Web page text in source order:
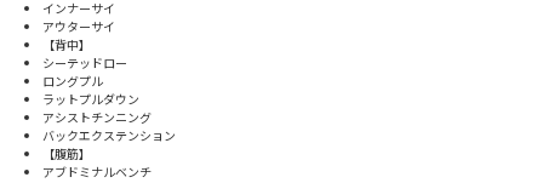
インナーサイ
アウターサイ
【背中】
シーテッドロー
ロングプル
ラットプルダウン
アシストチンニング
バックエクステンション
【腹筋】
アブドミナルベンチ